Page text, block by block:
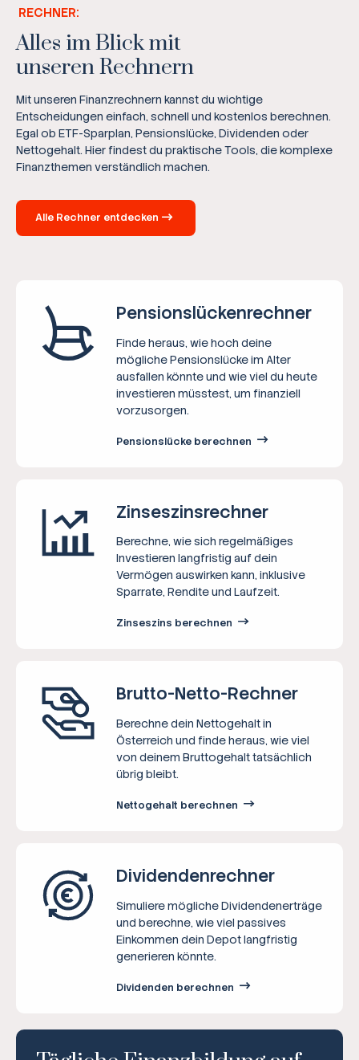
RECHNER:
Alles im Blick mit
unseren Rechnern
Mit unseren Finanzrechnern kannst du wichtige
Entscheidungen einfach, schnell und kostenlos berechnen.
Egal ob ETF-Sparplan, Pensionslücke, Dividenden oder
Nettogehalt. Hier findest du praktische Tools, die komplexe
Finanzthemen verständlich machen.
Alle Rechner entdecken
Pensions­lücken­rechner
Finde heraus, wie hoch deine
mögliche Pensionslücke im Alter
ausfallen könnte und wie viel du heute
investieren müsstest, um finanziell
vorzusorgen.
Pensionslücke berechnen
Zinseszins­rechner
Berechne, wie sich regelmäßiges
Investieren langfristig auf dein
Vermögen auswirken kann, inklusive
Sparrate, Rendite und Laufzeit.
Zinseszins berechnen
Brutto-Netto-­Rechner
Berechne dein Nettogehalt in
Österreich und finde heraus, wie viel
von deinem Bruttogehalt tatsächlich
übrig bleibt.
Nettogehalt berechnen
Dividenden­rechner
Simuliere mögliche Dividendenerträge
und berechne, wie viel passives
Einkommen dein Depot langfristig
generieren könnte.
Dividenden berechnen